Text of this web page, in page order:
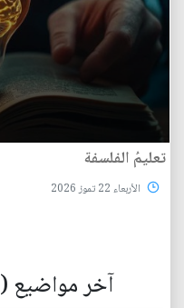
تعليمُ الفلسفة
الأربعاء 22 تموز 2026
آخر مواضيع (